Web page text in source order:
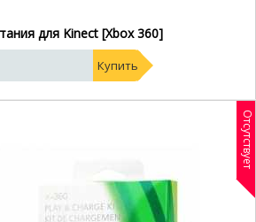
для Kinect [Xbox 360]
Купить
Отсутствует